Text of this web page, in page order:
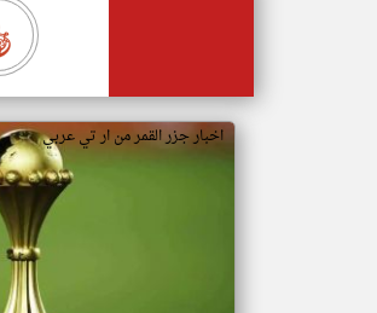
اخبار جزر القمر من ار تي عربي